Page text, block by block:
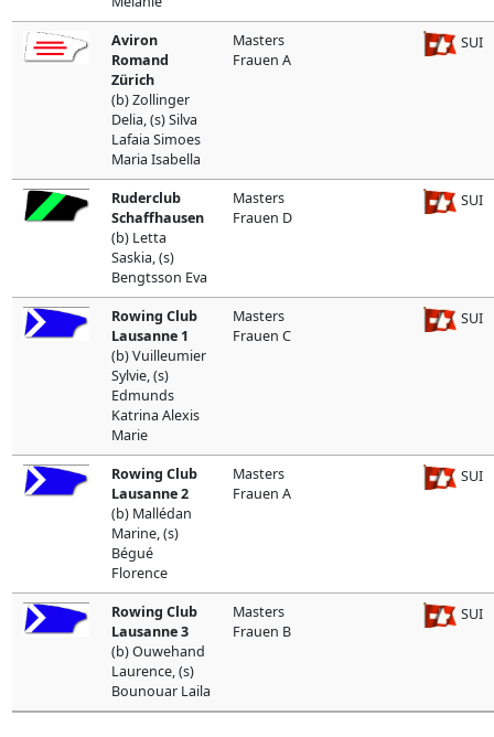
Aviron
Romand
Zürich
(b) Zollinger
Delia, (s) Silva
Lafaia Simoes
Maria Isabella
Masters
Frauen A
SUI
Ruderclub
Schaffhausen
(b) Letta
Saskia, (s)
Bengtsson Eva
Masters
Frauen D
SUI
Rowing Club
Lausanne 1
(b) Vuilleumier
Sylvie, (s)
Edmunds
Katrina Alexis
Marie
Masters
Frauen C
SUI
Rowing Club
Lausanne 2
(b) Mallédan
Marine, (s)
Bégué
Florence
Masters
Frauen A
SUI
Rowing Club
Lausanne 3
(b) Ouwehand
Laurence, (s)
Bounouar Laila
Masters
Frauen B
SUI